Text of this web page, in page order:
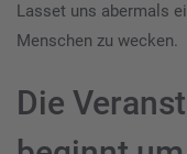
Lasset uns abermals
Menschen zu wecken.
Die